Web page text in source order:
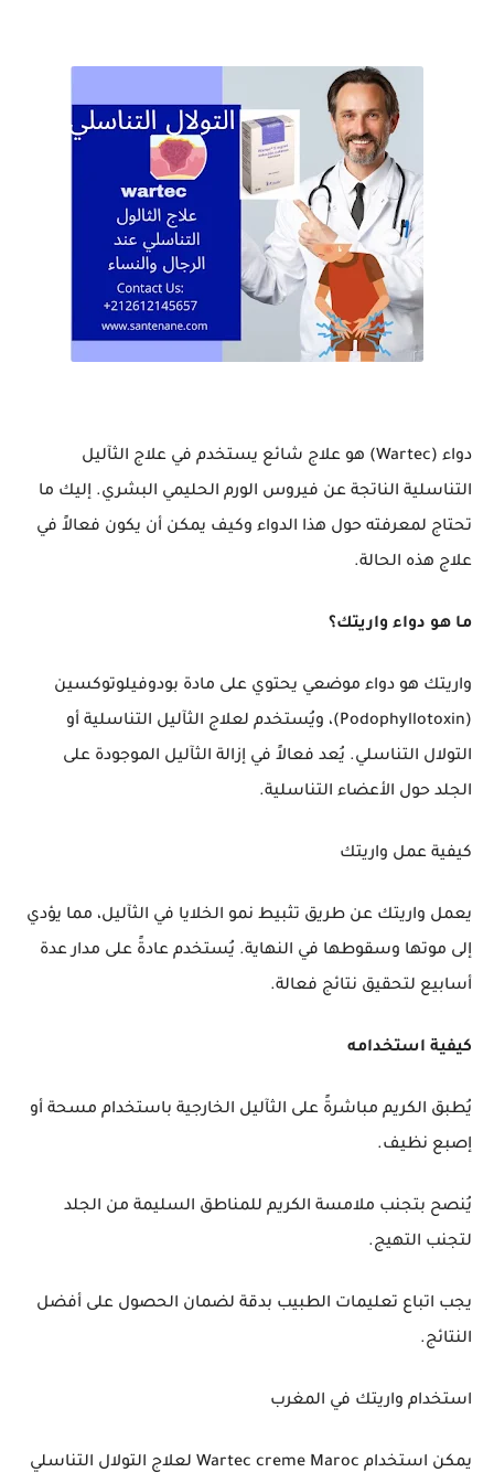
دواء (Wartec) هو علاج شائع يستخدم في علاج الثآليل
التناسلية الناتجة عن فيروس الورم الحليمي البشري. إليك ما
تحتاج لمعرفته حول هذا الدواء وكيف يمكن أن يكون فعالاً في
علاج هذه الحالة.
ما هو دواء واريتك؟
واريتك هو دواء موضعي يحتوي على مادة بودوفيلوتوكسين
(Podophyllotoxin)، ويُستخدم لعلاج الثآليل التناسلية أو
التولال التناسلي. يُعد فعالاً في إزالة الثآليل الموجودة على
الجلد حول الأعضاء التناسلية.
كيفية عمل واريتك
يعمل واريتك عن طريق تثبيط نمو الخلايا في الثآليل، مما يؤدي
إلى موتها وسقوطها في النهاية. يُستخدم عادةً على مدار عدة
أسابيع لتحقيق نتائج فعالة.
كيفية استخدامه
يُطبق الكريم مباشرةً على الثآليل الخارجية باستخدام مسحة أو
إصبع نظيف.
يُنصح بتجنب ملامسة الكريم للمناطق السليمة من الجلد
لتجنب التهيج.
يجب اتباع تعليمات الطبيب بدقة لضمان الحصول على أفضل
النتائج.
استخدام واريتك في المغرب
يمكن استخدام Wartec creme Maroc لعلاج التولال التناسلي